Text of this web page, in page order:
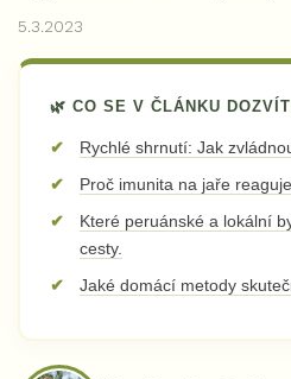
5.3.2023
🌿 CO SE V ČLÁNKU
Rychlé shrnutí: Jak
Proč imunita na jaře
Které peruánské a lokální
cesty.
Jaké domácí metody